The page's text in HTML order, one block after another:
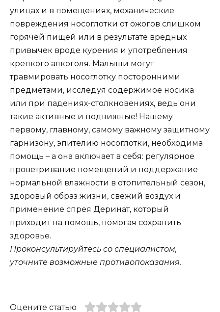
улицах и в помещениях, механические
повреждения носоглотки от ожогов слишком
горячей пищей или в результате вредных
привычек вроде курения и употребления
крепкого алкоголя. Малыши могут
травмировать носоглотку посторонними
предметами, исследуя содержимое носика
или при падениях-столкновениях, ведь они
такие активные и подвижные! Нашему
первому, главному, самому важному защитному
гарнизону, эпителию носоглотки, необходима
помощь – а она включает в себя: регулярное
проветривание помещений и поддержание
нормальной влажности в отопительный сезон,
здоровый образ жизни, свежий воздух и
применение спрея Деринат, который
приходит на помощь, помогая сохранить
здоровье.
Проконсультируйтесь со специалистом,
уточните возможные противопоказания.
Оцените статью